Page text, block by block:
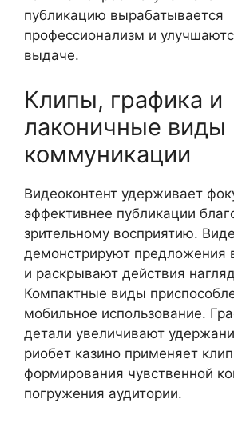
публикацию вырабатывается
профессионализм и
выдаче.
Клипы, графика и
лаконичные виды
коммуникации
Видеоконтент удерживает
эффективнее публикации
зрительному восприятию.
демонстрируют предложения
и раскрывают действия
Компактные виды
мобильное использование.
детали увеличивают
риобет казино применяет
формирования чувственной
погружения аудитории.